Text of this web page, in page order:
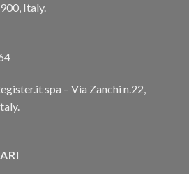
Italy.
spa – Via Zanchi n.22,